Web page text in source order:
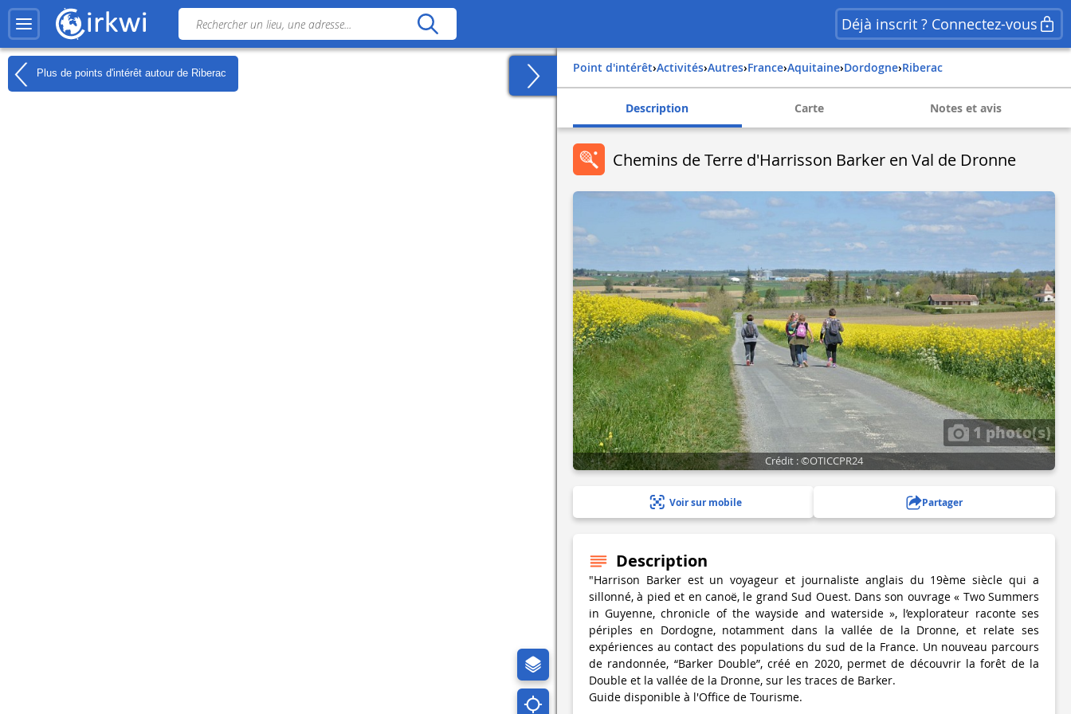
Déjà inscrit ? Connectez-vous
Plus de points d'intérêt autour de Riberac Point d'intérêt› Activités› Autres› france› aquitaine› dordogne› riberac
Description Carte Notes et avis
Chemins de Terre d'Harrisson Barker en Val de Dronne
1 photo(s)
Crédit : ©OTICCPR24
Voir sur mobile Partager
Description
"Harrison Barker est un voyageur et journaliste anglais du 19ème siècle qui a
sillonné, à pied et en canoë, le grand Sud Ouest. Dans son ouvrage « Two Summers
in Guyenne, chronicle of the wayside and waterside », l’explorateur raconte ses
périples en Dordogne, notamment dans la vallée de la Dronne, et relate ses
expériences au contact des populations du sud de la France. Un nouveau parcours
de randonnée, “Barker Double”, créé en 2020, permet de découvrir la forêt de la
Double et la vallée de la Dronne, sur les traces de Barker.
Guide disponible à l'Office de Tourisme.